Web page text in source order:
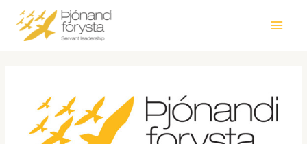
content
Post
navigation